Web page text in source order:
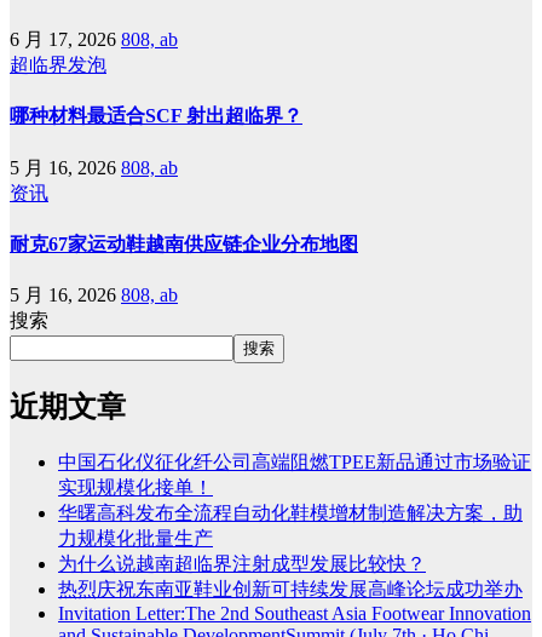
6 月 17, 2026 808, ab
超临界发泡
哪种材料最适合SCF 射出超临界？
5 月 16, 2026 808, ab
资讯
耐克67家运动鞋越南供应链企业分布地图
5 月 16, 2026 808, ab
搜索
搜索
近期文章
中国石化仪征化纤公司高端阻燃TPEE新品通过市场验证
实现规模化接单！
华曙高科发布全流程自动化鞋模增材制造解决方案，助
力规模化批量生产
为什么说越南超临界注射成型发展比较快？
热烈庆祝东南亚鞋业创新可持续发展高峰论坛成功举办
Invitation Letter:The 2nd Southeast Asia Footwear Innovation